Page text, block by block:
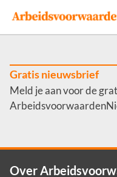
Events
Adverteren
Werkgevers
Contact
Gratis nieuwsbrief
Meld je aan voor de
Over